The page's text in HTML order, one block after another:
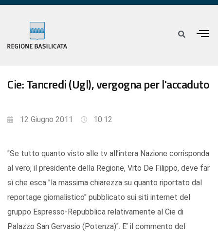
Cie: Tancredi (Ugl), vergogna per l'accaduto
12 Giugno 2011 10:12
"Se tutto quanto visto alle tv all’intera Nazione corrisponda
al vero, il presidente della Regione, Vito De Filippo, deve far
sì che esca ''la massima chiarezza su quanto riportato dal
reportage giornalistico'' pubblicato sui siti internet del
gruppo Espresso-Repubblica relativamente al Cie di
Palazzo San Gervasio (Potenza)". E’ il commento del